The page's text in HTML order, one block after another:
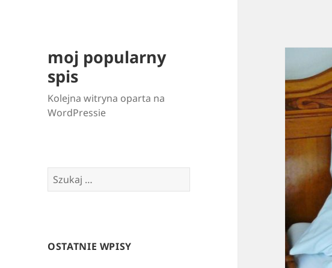
moj popularny
spis
Kolejna witryna oparta na
WordPressie
Szukaj:
OSTATNIE WPISY